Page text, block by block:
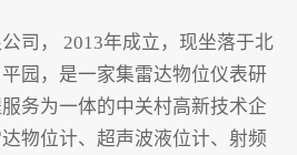
司， 2013年成立，现坐落于北
园，是一家集雷达物位仪表研
务为一体的中关村高新技术企
物位计、超声波液位计、射频